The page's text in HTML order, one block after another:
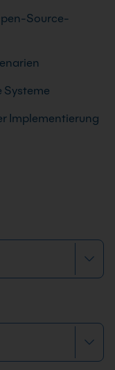
Source-
Systeme
Implementierung